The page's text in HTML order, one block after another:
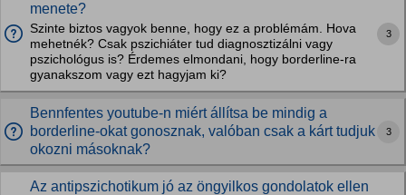
menete?
Szinte biztos vagyok benne, hogy ez a problémám. Hova
mehetnék? Csak pszichiáter tud diagnosztizálni vagy
pszichológus is? Érdemes elmondani, hogy borderline-ra
gyanakszom vagy ezt hagyjam ki?
3
Bennfentes youtube-n miért állítsa be mindig a
borderline-okat gonosznak, valóban csak a kárt tudjuk
okozni másoknak?
3
Az antipszichotikum jó az öngyilkos gondolatok ellen